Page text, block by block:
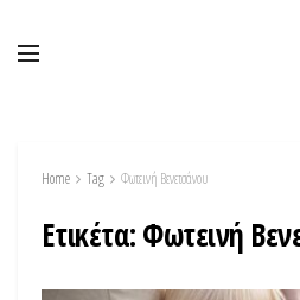
Home Tag Φωτεινή Βενετσάνου
Ετικέτα:Φωτεινή